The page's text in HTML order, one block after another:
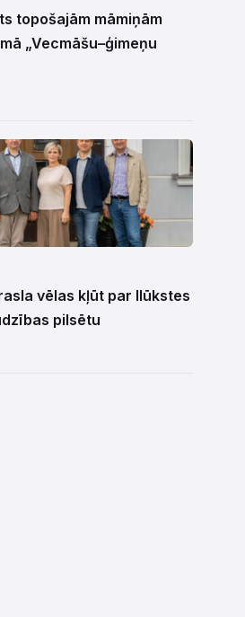
topošajām māmiņām
„Vecmāšu–ģimeņu
vēlas kļūt par Ilūkstes
pilsētu